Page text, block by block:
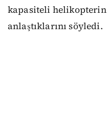
kapasiteli
anlaştıklarını söyledi.